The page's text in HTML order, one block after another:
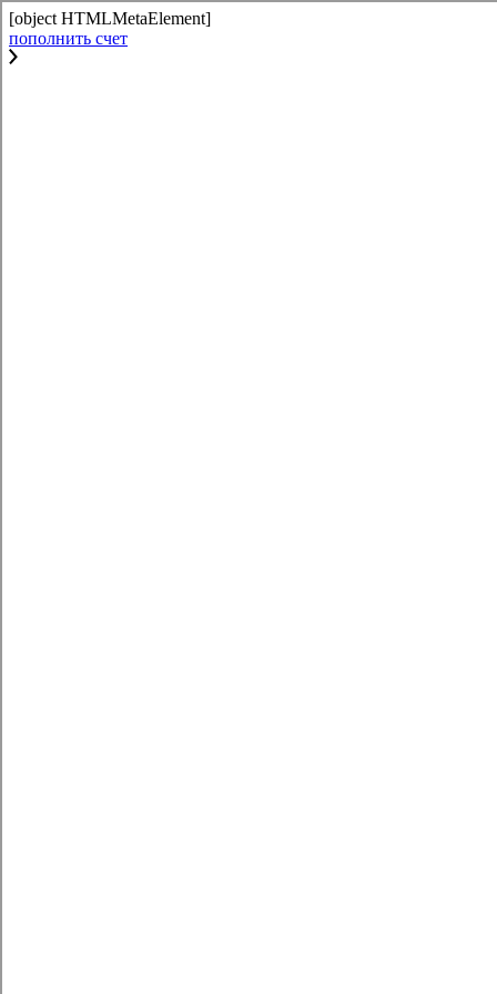
[object HTMLMetaElement]
пополнить счет